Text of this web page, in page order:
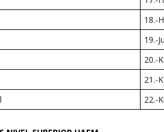
18.-
19.-
20.-
21.-
22.-